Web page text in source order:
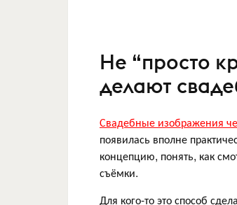
Не “просто
делают
Свадебные изображения
появилась вполне
концепцию, понять, как
съёмки.
Для кого-то это способ